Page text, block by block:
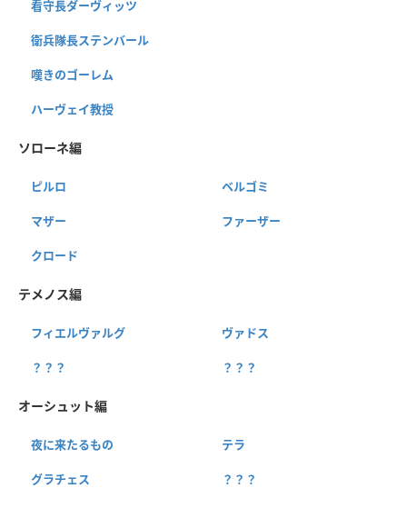
看守長ダーヴィッツ
衛兵隊長ステンバール
嘆きのゴーレム
ハーヴェイ教授
ソローネ編
ピルロ ベルゴミ
マザー ファーザー
クロード
テメノス編
フィエルヴァルグ ヴァドス
？？？ ？？？
オーシュット編
夜に来たるもの テラ
グラチェス ？？？